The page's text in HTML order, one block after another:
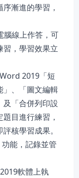
漸進的學習，
腦線上作答，可
習，學習效果立
2019「短
」、「圖文編輯
及「合併列印設
目進行練習，
核學習成果。
能，記錄並管
軟體上執